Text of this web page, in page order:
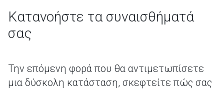
Κατανοήστε τα συναισθήματά
σας
Την επόμενη φορά που θα αντιμετωπίσετε
μια δύσκολη κατάσταση, σκεφτείτε πώς σας